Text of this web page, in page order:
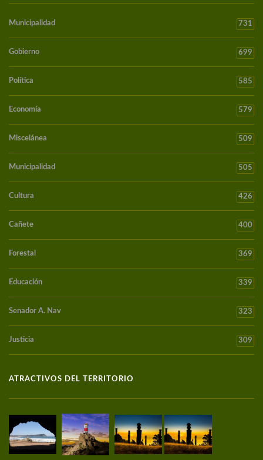
Municipalidad 731
Gobierno 699
Política 585
Economía 579
Miscelánea 509
Municipalidad 505
Cultura 426
Cañete 400
Forestal 369
Educación 339
Senador A. Nav 323
Justicia 309
ATRACTIVOS DEL TERRITORIO